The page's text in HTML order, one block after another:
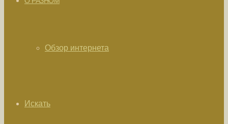
Обзор интернета
Искать